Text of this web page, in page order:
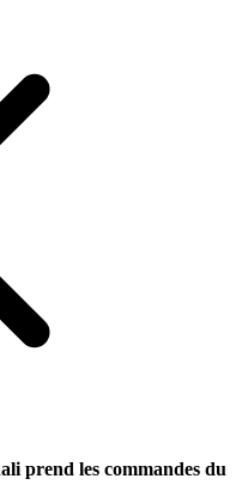
prend les commandes du